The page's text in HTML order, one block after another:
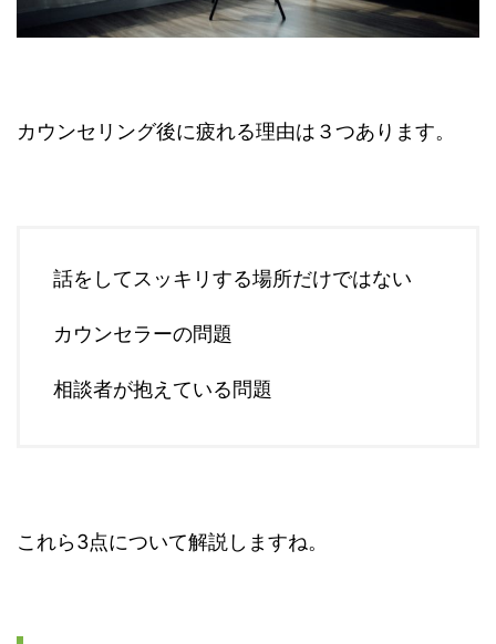
カウンセリング後に疲れる理由は３つあります。
話をしてスッキリする場所だけではない
カウンセラーの問題
相談者が抱えている問題
これら3点について解説しますね。